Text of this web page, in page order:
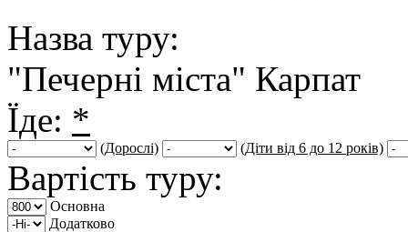
Назва туру:
"Печерні міста" Карпат
Їде: *
(Дорослі) (Діти від 6 до 12 років)
Вартість туру:
Основна
Додатково